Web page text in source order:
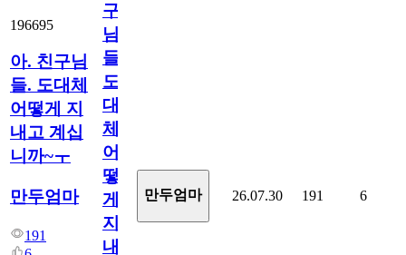
196695
아. 친구님
들. 도대체
어떻게 지
내고 계십
니까~ㅜ
만두엄마
191
구
님
들.
도
대
체
어
떻
게
지
내
만두엄마 26.07.30 191 6